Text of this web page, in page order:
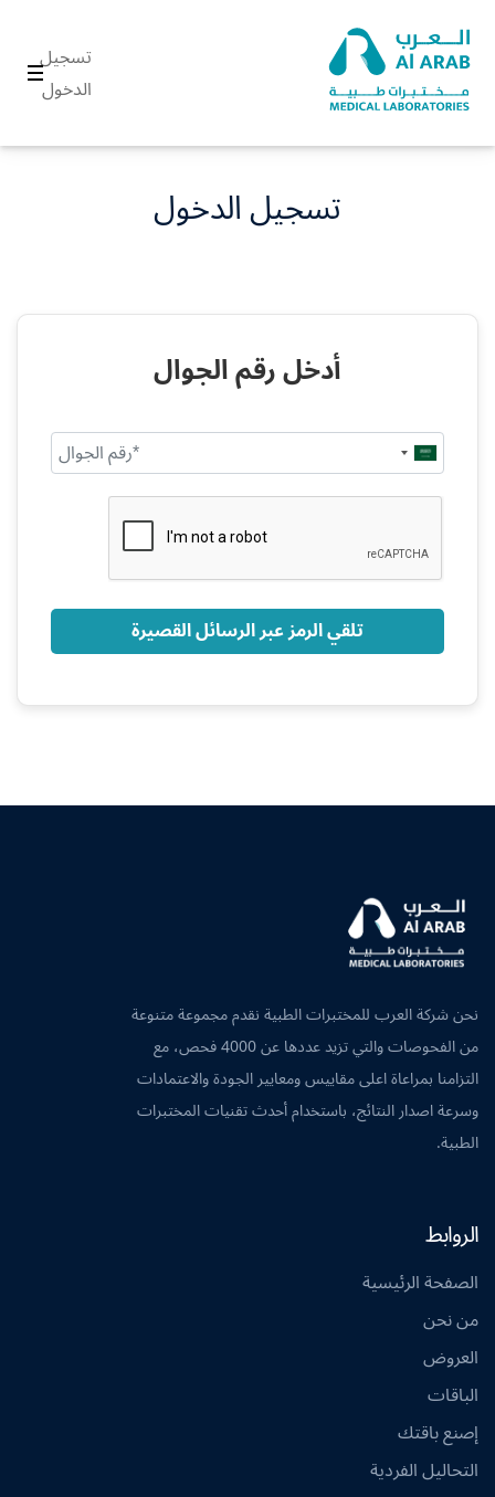
تسجيل
الدخول
تسجيل الدخول
أدخل رقم الجوال
Saudi
Arabia
تلقي الرمز عبر الرسائل القصيرة
نحن شركة العرب للمختبرات الطبية نقدم مجموعة متنوعة
من الفحوصات والتي تزيد عددها عن 4000 فحص، مع
التزامنا بمراعاة اعلى مقاييس ومعايير الجودة والاعتمادات
وسرعة اصدار النتائج، باستخدام أحدث تقنيات المختبرات
الطبية.
الروابط
الصفحة الرئيسية
من نحن
العروض
الباقات
إصنع باقتك
التحاليل الفردية